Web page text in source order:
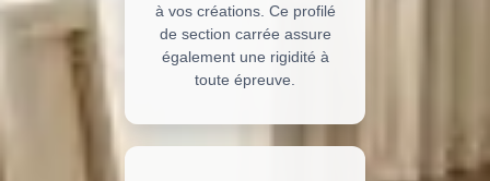
à vos créations. Ce profilé
de section carrée assure
également une rigidité à
toute épreuve.